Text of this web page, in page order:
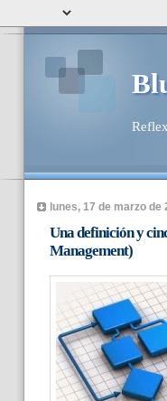
lunes, 17 de marzo de
Una definición y
Management)